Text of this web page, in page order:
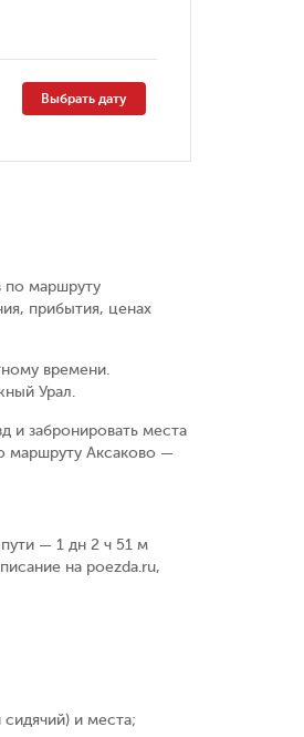
Выбрать дату
по маршруту
прибытия, ценах
времени.
Урал.
и забронировать места
маршруту Аксаково —
— 1 дн 2 ч 51 м
на poezda.ru,
и места;